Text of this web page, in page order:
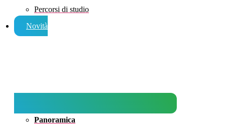
Percorsi di studio
Novità
Panoramica